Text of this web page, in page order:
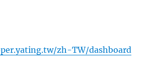
zh-TW/dashboard